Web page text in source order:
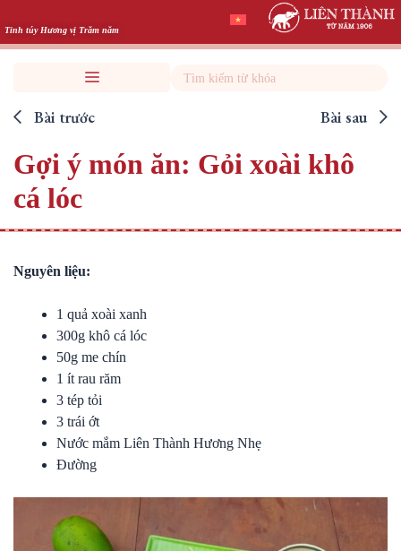
to
content
Tinh túy Hương vị Trăm năm
Search
Bài trước Bài sau
Gợi ý món ăn: Gỏi xoài khô
cá lóc
Nguyên liệu:
1 quả xoài xanh
300g khô cá lóc
50g me chín
1 ít rau răm
3 tép tỏi
3 trái ớt
Nước mắm Liên Thành Hương Nhẹ
Đường